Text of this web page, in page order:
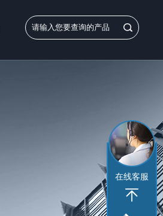
在线客服